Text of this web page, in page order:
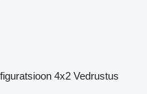
4x2 Vedrustus